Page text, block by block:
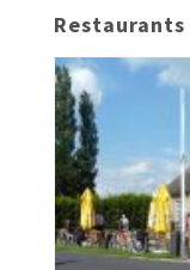
Restaurants